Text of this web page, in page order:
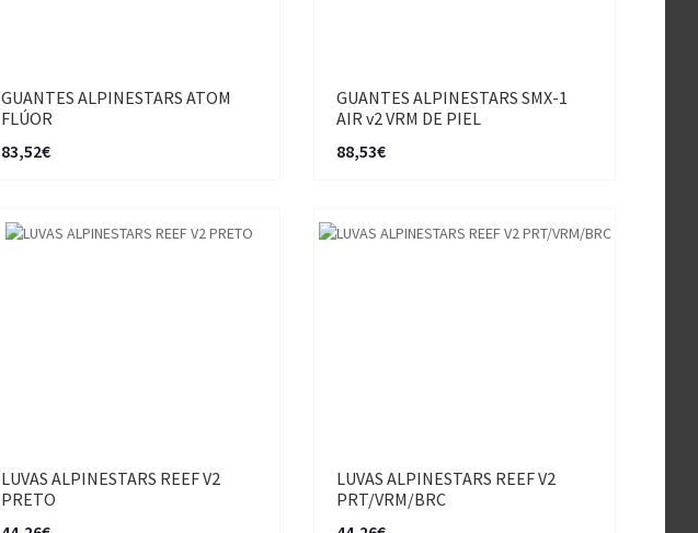
GUANTES ALPINESTARS ATOM
FLÚOR
83,52€
GUANTES ALPINESTARS SMX-1
AIR v2 VRM DE PIEL
88,53€
LUVAS ALPINESTARS REEF V2
PRETO
LUVAS ALPINESTARS REEF V2
PRT/VRM/BRC